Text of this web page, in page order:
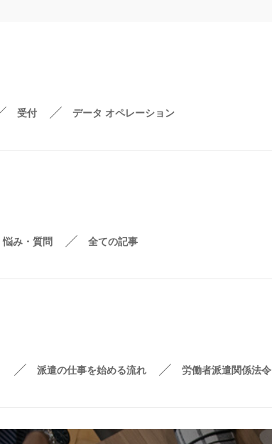
受付 データ オペレーション
悩み・質問 全ての記事
派遣の仕事を始める流れ 労働者派遣関係法令